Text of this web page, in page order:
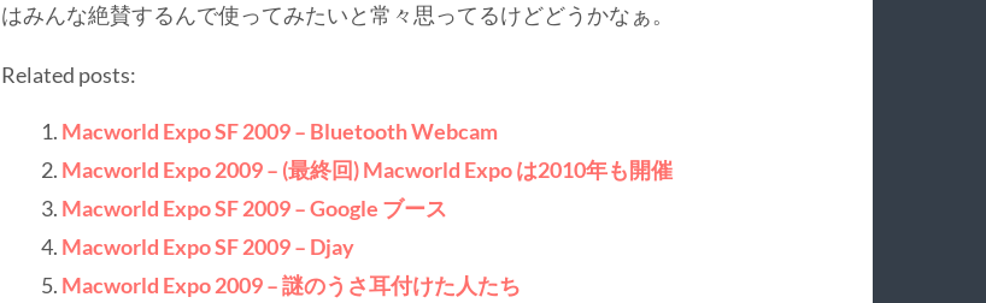
はみんな絶賛するんで使ってみたいと常々思ってるけどどうかなぁ。
Related posts:
Macworld Expo SF 2009 – Bluetooth Webcam
Macworld Expo 2009 – (最終回) Macworld Expo は2010年も開催
Macworld Expo SF 2009 – Google ブース
Macworld Expo SF 2009 – Djay
Macworld Expo 2009 – 謎のうさ耳付けた人たち